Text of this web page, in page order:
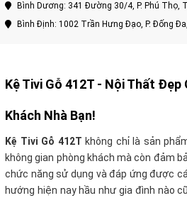
Bình Dương: 341 Đường 30/4, P. Phú Thọ,
Bình Định: 1002 Trần Hưng Đạo, P. Đống
Kệ Tivi Gỗ 412T - Nội Thất Đẹp
Khách Nhà Bạn!
Kệ Tivi Gỗ 412T không chỉ là sản
không gian phòng khách mà còn đảm
chức năng sử dụng và đáp ứng được
hướng hiện nay hầu như gia đình nào